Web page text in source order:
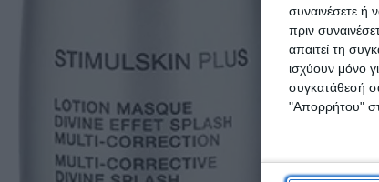
συναινέσετε ή
πριν
απαιτεί τη
ισχύουν μόνο
συγκατάθεσή
"Απορρήτου"
NX